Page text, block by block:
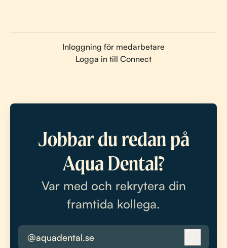
Inloggning för medarbetare
Logga in till Connect
Jobbar du redan på
Aqua Dental?
Var med och rekrytera din
framtida kollega.
@aquadental.se